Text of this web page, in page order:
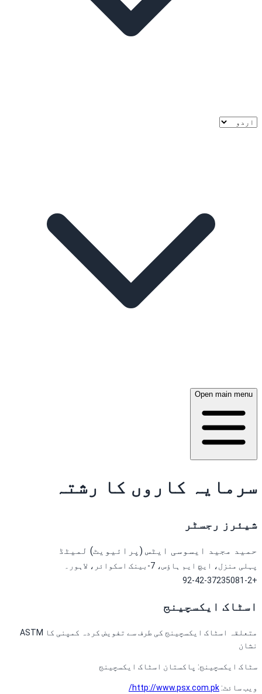
Open main menu
سرمایہ کاروں کا رشتہ
شیئرز رجسٹر
حمید مجید ایسوسی ایٹس (پرائیویٹ) لمیٹڈ
پہلی منزل، ایچ ایم ہاؤس، 7-بینک اسکوائر، لاہور۔
+92-42-37235081-2
اسٹاک ایکسچینج
متعلقہ اسٹاک ایکسچینج کی طرف سے تفویض کردہ کمپنی کا ASTM
نشان
سٹاک ایکسچینج: پاکستان اسٹاک ایکسچینج
ویب سائٹ:http://www.psx.com.pk/